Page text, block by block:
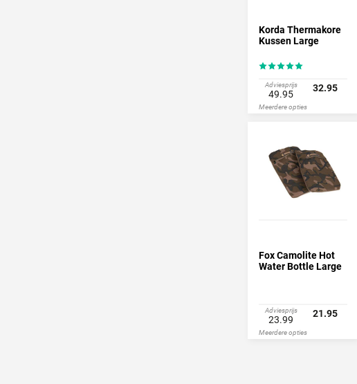
Korda Thermakore
Kussen Large
Adviesprijs
49.95
32.95
Meerdere opties
Fox Camolite Hot
Water Bottle Large
Adviesprijs
23.99
21.95
Meerdere opties